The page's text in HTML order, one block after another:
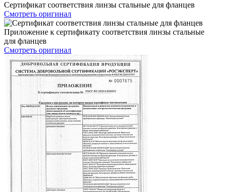
Сертификат соответствия линзы стальные для фланцев
Смотреть оригинал
Приложение к сертификату соответствия линзы стальные
для фланцев
Смотреть оригинал